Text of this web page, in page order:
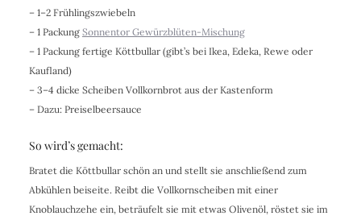
– 1–2 Frühlingszwiebeln
– 1 Packung Sonnentor Gewürzblüten-Mischung
– 1 Packung fertige Köttbullar (gibt’s bei Ikea, Edeka, Rewe oder
Kaufland)
– 3–4 dicke Scheiben Vollkornbrot aus der Kastenform
– Dazu: Preiselbeersauce
So wird’s gemacht:
Bratet die Köttbullar schön an und stellt sie anschließend zum
Abkühlen beiseite. Reibt die Vollkornscheiben mit einer
Knoblauchzehe ein, beträufelt sie mit etwas Olivenöl, röstet sie im